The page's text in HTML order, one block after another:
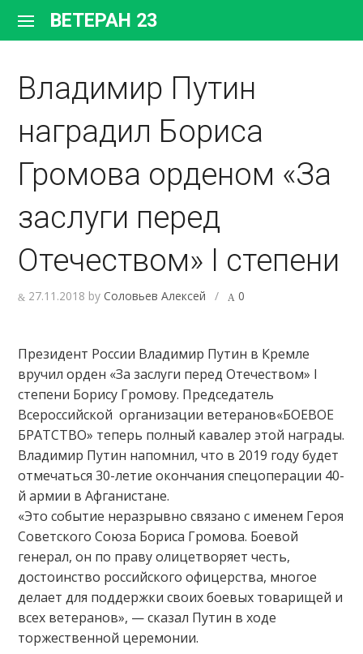
содержимому
ВЕТЕРАН 23
Владимир Путин
наградил Бориса
Громова орденом «За
заслуги перед
Отечеством» I степени
27.11.2018 byСоловьев Алексей / 0
Президент России Владимир Путин в Кремле
вручил орден «За заслуги перед Отечеством» I
степени Борису Громову. Председатель
Всероссийской организации ветеранов«БОЕВОЕ
БРАТСТВО» теперь полный кавалер этой награды.
Владимир Путин напомнил, что в 2019 году будет
отмечаться 30-летие окончания спецоперации 40-
й армии в Афганистане.
«Это событие неразрывно связано с именем Героя
Советского Союза Бориса Громова. Боевой
генерал, он по праву олицетворяет честь,
достоинство российского офицерства, многое
делает для поддержки своих боевых товарищей и
всех ветеранов», — сказал Путин в ходе
торжественной церемонии.